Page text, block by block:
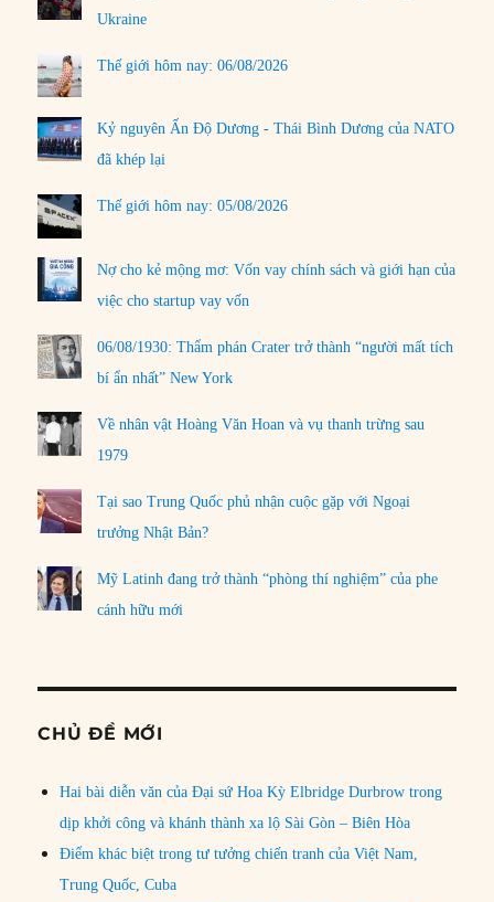
Ukraine
Thế giới hôm nay: 06/08/2026
Kỷ nguyên Ấn Độ Dương - Thái Bình Dương của NATO
đã khép lại
Thế giới hôm nay: 05/08/2026
Nợ cho kẻ mộng mơ: Vốn vay chính sách và giới hạn của
việc cho startup vay vốn
06/08/1930: Thẩm phán Crater trở thành “người mất tích
bí ẩn nhất” New York
Về nhân vật Hoàng Văn Hoan và vụ thanh trừng sau
1979
Tại sao Trung Quốc phủ nhận cuộc gặp với Ngoại
trưởng Nhật Bản?
Mỹ Latinh đang trở thành “phòng thí nghiệm” của phe
cánh hữu mới
CHỦ ĐỀ MỚI
Hai bài diễn văn của Đại sứ Hoa Kỳ Elbridge Durbrow trong
dịp khởi công và khánh thành xa lộ Sài Gòn – Biên Hòa
Điểm khác biệt trong tư tưởng chiến tranh của Việt Nam,
Trung Quốc, Cuba